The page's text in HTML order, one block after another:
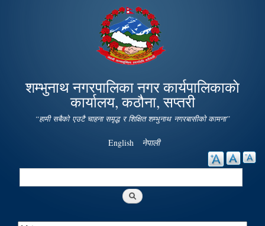
Skip to
main
content
शम्भुनाथ नगरपालिका नगर कार्यपालिकाकाे
कार्यालय, कठौना, सप्तरी
“हामी सबैको एउटै चाहना समृद्ध र शिक्षित शम्भुनाथ नगरबासीको कामना”
English नेपाली
Search